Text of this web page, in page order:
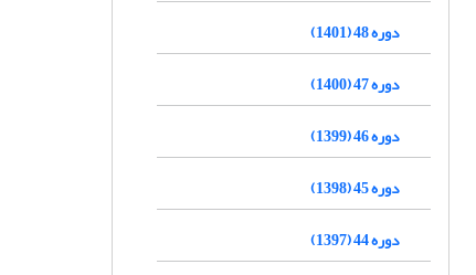
دوره 48 (1401)
دوره 47 (1400)
دوره 46 (1399)
دوره 45 (1398)
دوره 44 (1397)